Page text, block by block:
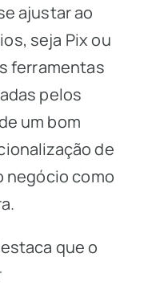
ajustar ao
seja Pix ou
ferramentas
pelos
um bom
de
negócio como
que o